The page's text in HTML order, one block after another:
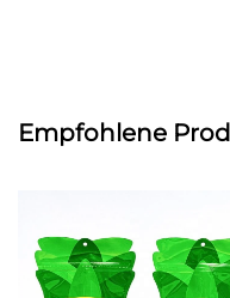
Empfohlene